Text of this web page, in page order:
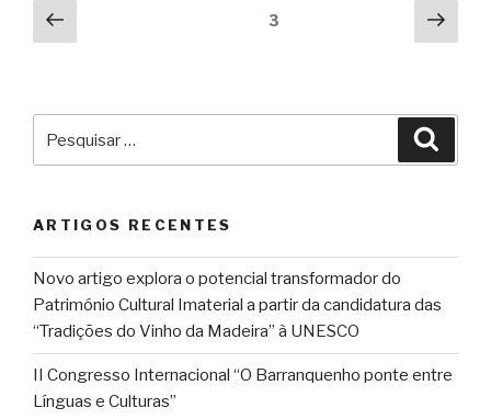
Paginação
dos
Página
anterior
Página3
por:
ARTIGOS RECENTES
Novo artigo explora o potencial transformador do
Património Cultural Imaterial a partir da candidatura das
“Tradições do Vinho da Madeira” à UNESCO
II Congresso Internacional “O Barranquenho ponte entre
Línguas e Culturas”